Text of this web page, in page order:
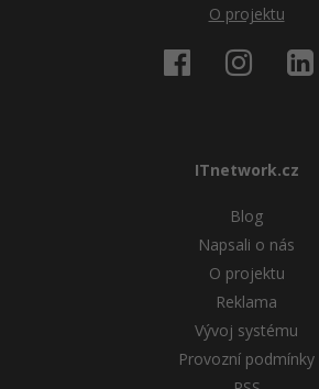
O projektu
ITnetwork.cz
Blog
Napsali o nás
O projektu
Reklama
Vývoj systému
Provozní podmínky